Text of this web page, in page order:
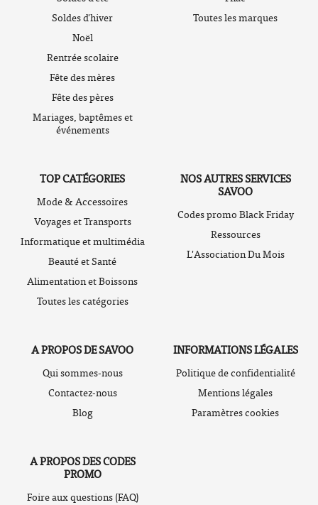
Soldes d'hiver
Noël
Rentrée scolaire
Fête des mères
Fête des pères
Mariages, baptêmes et
événements
Toutes les marques
TOP CATÉGORIES
Mode & Accessoires
Voyages et Transports
Informatique et multimédia
Beauté et Santé
Alimentation et Boissons
Toutes les catégories
NOS AUTRES SERVICES
SAVOO
Codes promo Black Friday
Ressources
L'Association Du Mois
A PROPOS DE SAVOO
Qui sommes-nous
Contactez-nous
Blog
INFORMATIONS LÉGALES
Politique de confidentialité
Mentions légales
Paramètres cookies
A PROPOS DES CODES
PROMO
Foire aux questions (FAQ)